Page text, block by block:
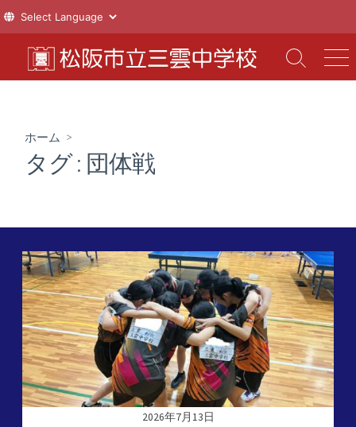
テ
検
索
メ
ニ
ホーム >
タグ : 団体戦
2026年7月13日